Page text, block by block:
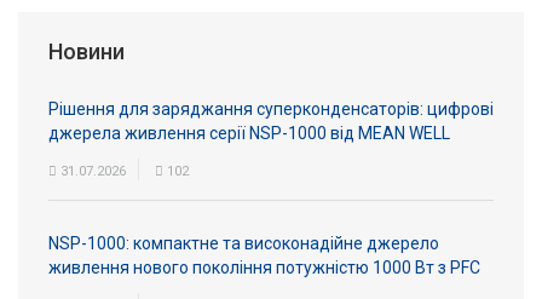
Новини
Рішення для заряджання суперконденсаторів: цифрові
джерела живлення серії NSP-1000 від MEAN WELL
31.07.2026 102
NSP-1000: компактне та високонадійне джерело
живлення нового покоління потужністю 1000 Вт з PFC